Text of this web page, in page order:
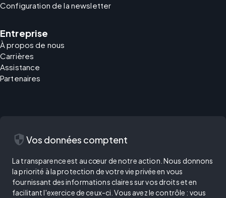
Configuration de la newsletter
Entreprise
À propos de nous
Carrières
Assistance
Partenaires
security Vos données comptent
La transparence est au cœur de notre action. Nous donnons
la priorité à la protection de votre vie privée en vous
fournissant des informations claires sur vos droits et en
facilitant l'exercice de ceux-ci. Vous avez le contrôle : vous